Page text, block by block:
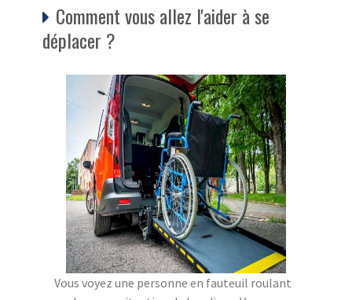
Comment vous allez l'aider à se
déplacer ?
Vous voyez une personne en fauteuil roulant